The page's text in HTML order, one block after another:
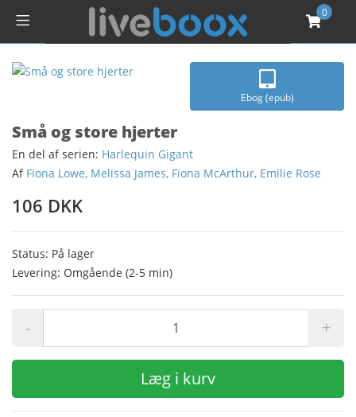
0
Ebog (epub)
Små og store hjerter
En del af serien: Harlequin Gigant
Af Fiona Lowe, Melissa James, Fiona McArthur, Emilie Rose
106 DKK
Status: På lager
Levering: Omgående (2-5 min)
- +
Læg i kurv